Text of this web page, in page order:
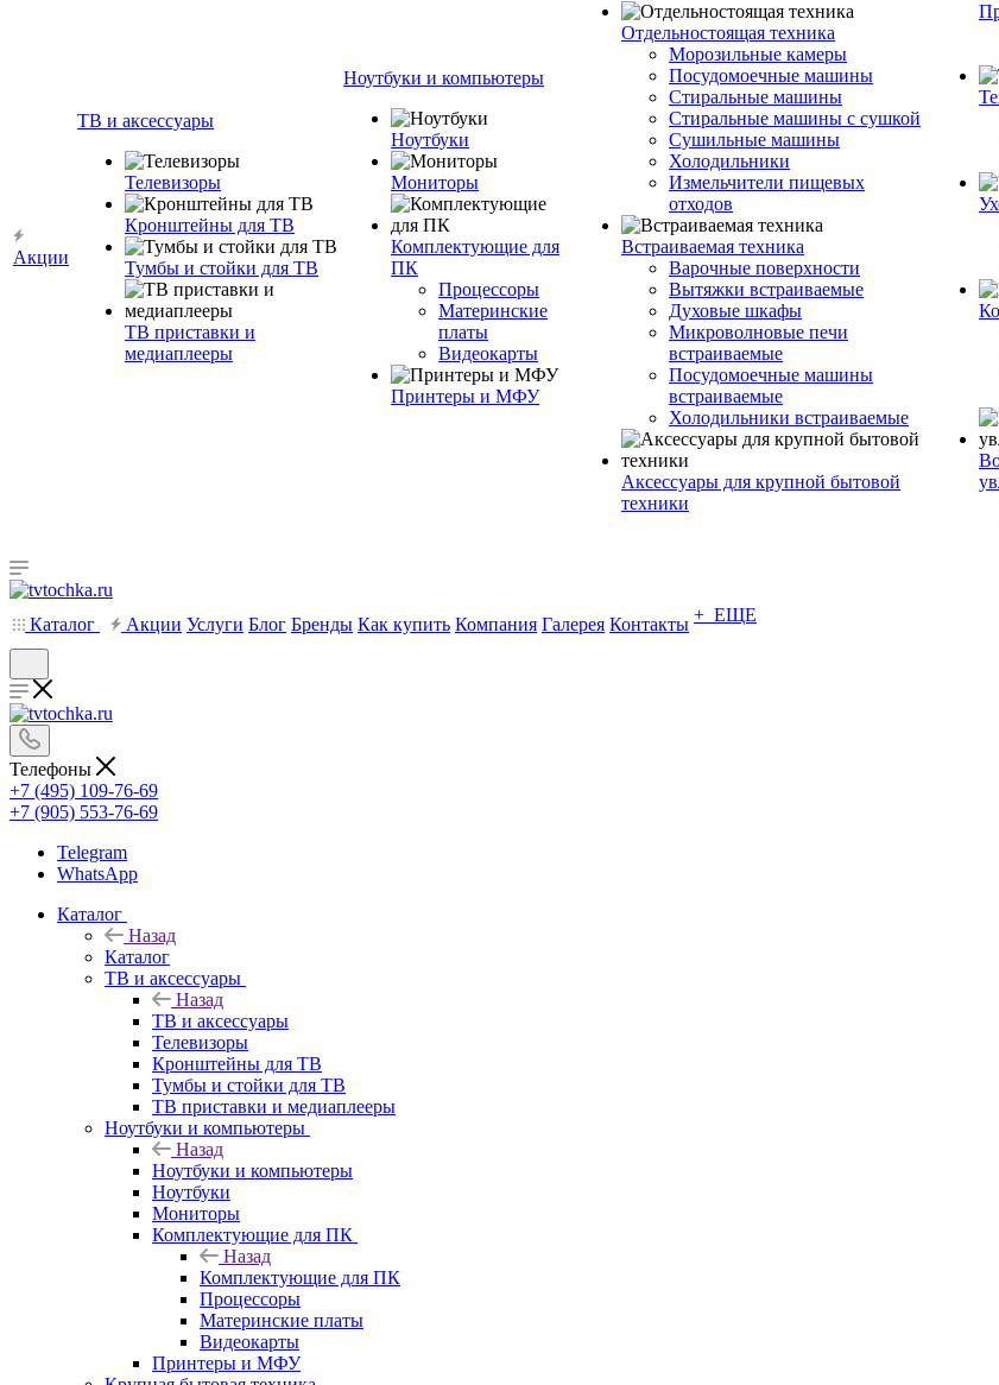
Акции
ТВ и аксессуары
Телевизоры
Кронштейны для ТВ
Тумбы и стойки для ТВ
ТВ приставки и
медиаплееры
Ноутбуки и компьютеры
Ноутбуки
Мониторы
Комплектующие для
ПК
Процессоры
Материнские
платы
Видеокарты
Принтеры и МФУ
Отдельностоящая техника
Морозильные камеры
Посудомоечные машины
Стиральные машины
Стиральные машины с сушкой
Сушильные машины
Холодильники
Измельчители пищевых
отходов
Встраиваемая техника
Варочные поверхности
Вытяжки встраиваемые
Духовые шкафы
Микроволновые печи
встраиваемые
Посудомоечные машины
встраиваемые
Холодильники встраиваемые
Аксессуары для крупной бытовой
техники
Каталог Акции Услуги Блог Бренды Как купить Компания Галерея Контакты + ЕЩЕ
Телефоны
+7 (495) 109-76-69
+7 (905) 553-76-69
Telegram
WhatsApp
Каталог
Назад
Каталог
ТВ и аксессуары
Назад
ТВ и аксессуары
Телевизоры
Кронштейны для ТВ
Тумбы и стойки для ТВ
ТВ приставки и медиаплееры
Ноутбуки и компьютеры
Назад
Ноутбуки и компьютеры
Ноутбуки
Мониторы
Комплектующие для ПК
Назад
Комплектующие для ПК
Процессоры
Материнские платы
Видеокарты
Принтеры и МФУ